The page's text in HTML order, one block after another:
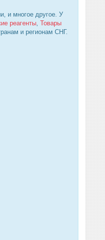
и многое другое. У
реагенты Товары
и регионам СНГ.